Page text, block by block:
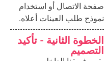
صفحة الاتصال أو استخدام
نموذج طلب العينات أعلاه.
الخطوة الثانية - تأكيد
التصميم